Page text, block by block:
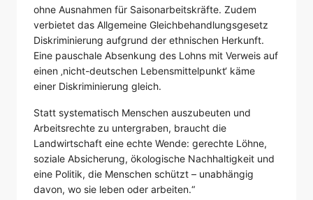
ohne Ausnahmen für Saisonarbeitskräfte. Zudem
verbietet das Allgemeine Gleichbehandlungsgesetz
Diskriminierung aufgrund der ethnischen Herkunft.
Eine pauschale Absenkung des Lohns mit Verweis auf
einen ‚nicht-deutschen Lebensmittelpunkt‘ käme
einer Diskriminierung gleich.
Statt systematisch Menschen auszubeuten und
Arbeitsrechte zu untergraben, braucht die
Landwirtschaft eine echte Wende: gerechte Löhne,
soziale Absicherung, ökologische Nachhaltigkeit und
eine Politik, die Menschen schützt – unabhängig
davon, wo sie leben oder arbeiten.“